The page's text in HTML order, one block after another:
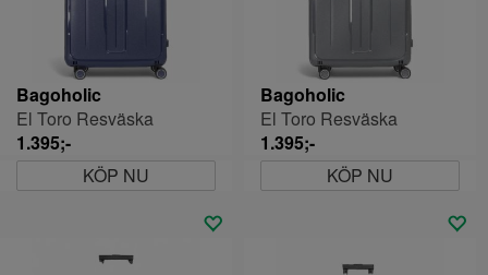
Bagoholic
El Toro Resväska
1.395;-
KÖP NU
Bagoholic
El Toro Resväska
1.395;-
KÖP NU